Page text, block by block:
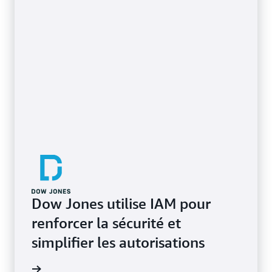
Dow Jones utilise IAM pour
renforcer la sécurité et
simplifier les autorisations